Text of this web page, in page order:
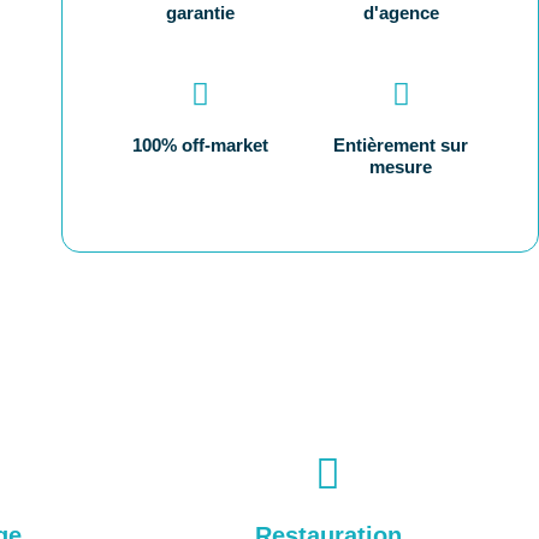
garantie
d'agence
100% off-market
Entièrement sur
mesure